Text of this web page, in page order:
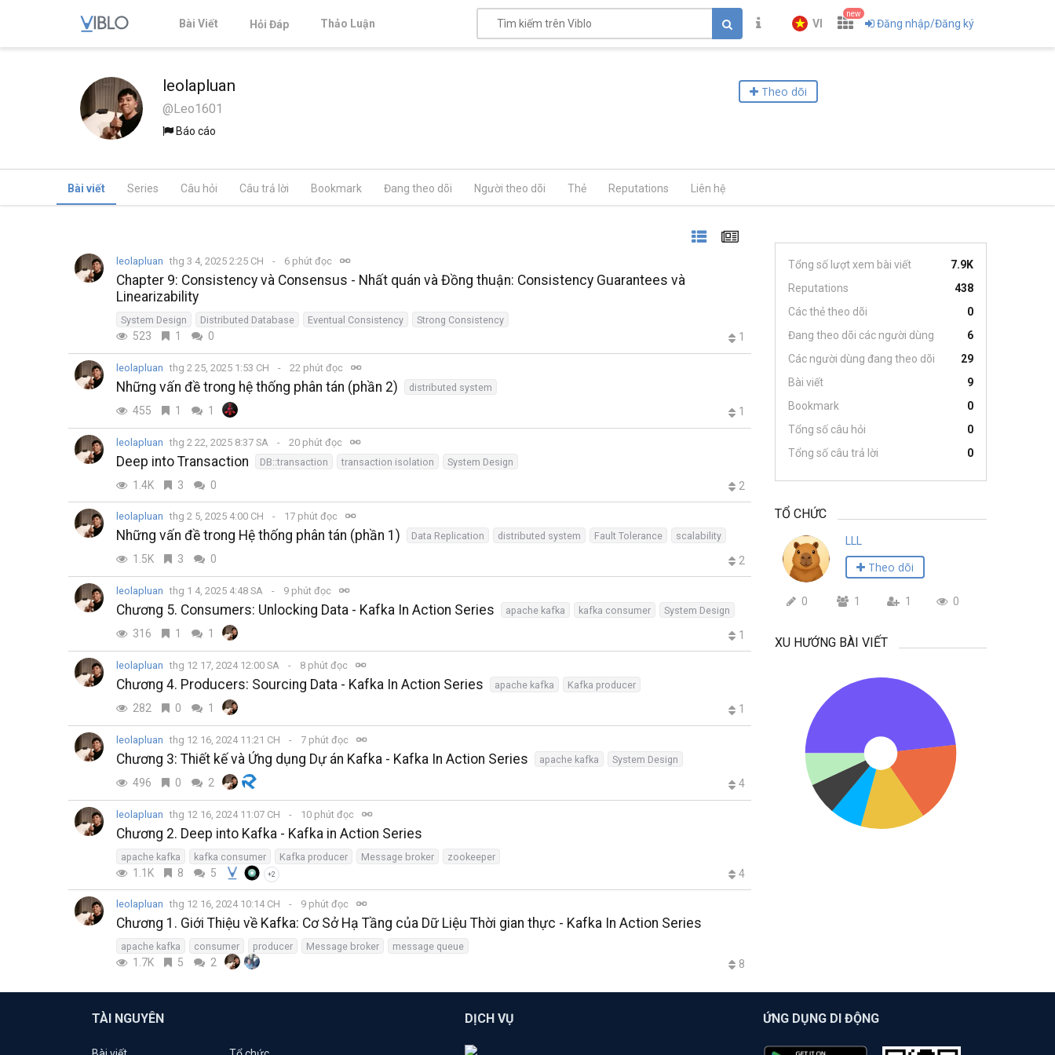
Bài Viết Hỏi Đáp Thảo Luận VI
new
Đăng nhập/Đăng ký
leolapluan
@Leo1601
Báo cáo
Theo dõi
Bài viết Series Câu hỏi Câu trả lời Bookmark Đang theo dõi Người theo dõi Thẻ Reputations Liên hệ
leolapluan thg 3 4, 2025 2:25 CH 6 phút đọc
Chapter 9: Consistency và Consensus - Nhất quán và Đồng thuận: Consistency Guarantees và
Linearizability
System Design Distributed Database Eventual Consistency Strong Consistency
523 1 0 1
leolapluan thg 2 25, 2025 1:53 CH 22 phút đọc
Những vấn đề trong hệ thống phân tán (phần 2) distributed system
455 1 1 1
leolapluan thg 2 22, 2025 8:37 SA 20 phút đọc
Deep into Transaction DB::transaction transaction isolation System Design
1.4K 3 0 2
leolapluan thg 2 5, 2025 4:00 CH 17 phút đọc
Những vấn đề trong Hệ thống phân tán (phần 1) Data Replication distributed system Fault Tolerance scalability
1.5K 3 0 2
leolapluan thg 1 4, 2025 4:48 SA 9 phút đọc
Chương 5. Consumers: Unlocking Data - Kafka In Action Series apache kafka kafka consumer System Design
316 1 1 1
leolapluan thg 12 17, 2024 12:00 SA 8 phút đọc
Chương 4. Producers: Sourcing Data - Kafka In Action Series apache kafka Kafka producer
282 0 1 1
leolapluan thg 12 16, 2024 11:21 CH 7 phút đọc
Chương 3: Thiết kế và Ứng dụng Dự án Kafka - Kafka In Action Series apache kafka System Design
496 0 2 4
leolapluan thg 12 16, 2024 11:07 CH 10 phút đọc
Chương 2. Deep into Kafka - Kafka in Action Series
apache kafka kafka consumer Kafka producer Message broker zookeeper
1.1K 8 5 +2 4
leolapluan thg 12 16, 2024 10:14 CH 9 phút đọc
Chương 1. Giới Thiệu về Kafka: Cơ Sở Hạ Tầng của Dữ Liệu Thời gian thực - Kafka In Action Series
apache kafka consumer producer Message broker message queue
1.7K 5 2 8
Tổng số lượt xem bài viết
7.9K
Reputations
438
Các thẻ theo dõi
0
Đang theo dõi các người dùng
6
Các người dùng đang theo dõi
29
Bài viết
9
Bookmark
0
Tổng số câu hỏi
0
Tổng số câu trả lời
0
TỔ CHỨC
Theo dõi
0 1 1 0
XU HƯỚNG BÀI VIẾT
TÀI NGUYÊN DỊCH VỤ ỨNG DỤNG DI ĐỘNG